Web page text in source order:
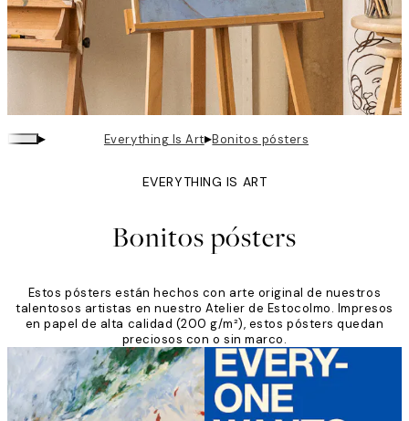
▸ Everything Is Art▸Bonitos pósters
EVERYTHING IS ART
Bonitos pósters
Estos pósters están hechos con arte original de nuestros
talentosos artistas en nuestro Atelier de Estocolmo. Impresos
en papel de alta calidad (200 g/m²), estos pósters quedan
preciosos con o sin marco.